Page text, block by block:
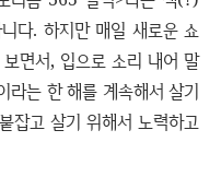
다. 하지만 매일 새로운 쇼
면서, 입으로 소리 내어 말
는 한 해를 계속해서 살기
잡고 살기 위해서 노력하고